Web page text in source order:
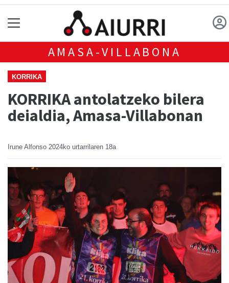
AMASA-VILLABONA
KORRIKA
KORRIKA antolatzeko bilera
deialdia, Amasa-Villabonan
Irune Alfonso 2024ko urtarrilaren 18a